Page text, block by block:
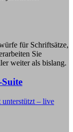
für Schriftsätze,
Sie
weiter als bislang.
– live